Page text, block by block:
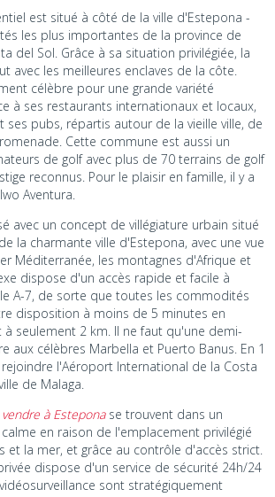
est situé à côté de la ville d'Estepona -
les plus importantes de la province de
del Sol. Grâce à sa situation privilégiée, la
avec les meilleures enclaves de la côte.
célèbre pour une grande variété
à ses restaurants internationaux et locaux,
ses pubs, répartis autour de la vieille ville, de
Cette commune est aussi un
de golf avec plus de 70 terrains de golf
reconnus. Pour le plaisir en famille, il y a
Aventura.
avec un concept de villégiature urbain situé
la charmante ville d'Estepona, avec une vue
Méditerranée, les montagnes d'Afrique et
dispose d'un accès rapide et facile à
A-7, de sorte que toutes les commodités
disposition à moins de 5 minutes en
à seulement 2 km. Il ne faut qu'une demi-
aux célèbres Marbella et Puerto Banus. En 1
l'Aéroport International de la Costa
de Malaga.
à Esteponase trouvent dans un
en raison de l'emplacement privilégié
et la mer, et grâce au contrôle d'accès strict.
dispose d'un service de sécurité 24h/24
sont stratégiquement